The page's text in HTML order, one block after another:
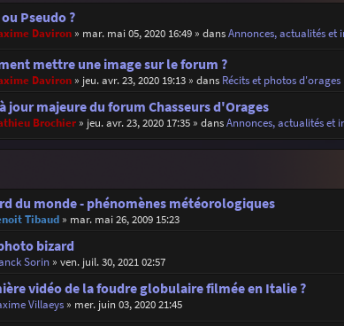
Pseudo ?
Daviron» mar. mai 05, 2020 16:49» dansAnnonces, actualités
mettre une image sur le forum ?
Daviron» jeu. avr. 23, 2020 19:13» dans Récits et photos d'orages
jour majeure du forum Chasseurs d'Orages
Brochier» jeu. avr. 23, 2020 17:35» dansAnnonces, actualités et
du monde - phénomènes météorologiques
Tibaud» mar. mai 26, 2009 15:23
bizard
Sorin» ven. juil. 30, 2021 02:57
vidéo de la foudre globulaire filmée en Italie ?
Villaeys» mer. juin 03, 2020 21:45